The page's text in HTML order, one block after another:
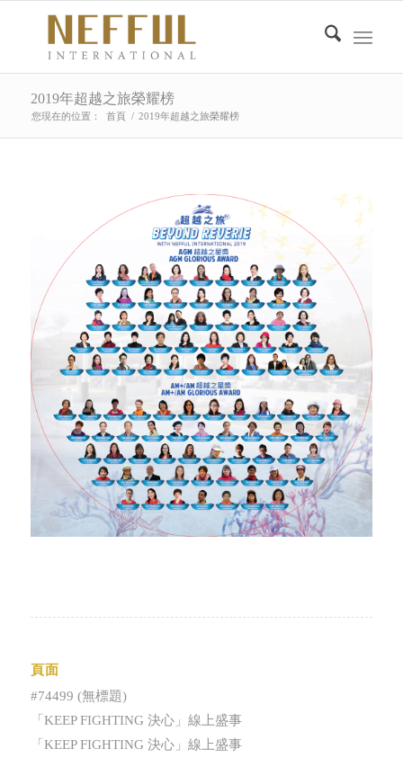
2019年超越之旅榮耀榜
您現在的位置： 首頁 / 2019年超越之旅榮耀榜
頁面
#74499 (無標題)
「KEEP FIGHTING 決心」線上盛事
「KEEP FIGHTING 決心」線上盛事